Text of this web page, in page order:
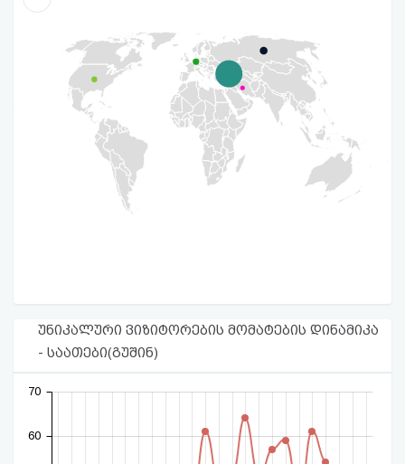
უნიკალური ვიზიტორების მომატების დინამიკა
- საათები(გუშინ)
60
70